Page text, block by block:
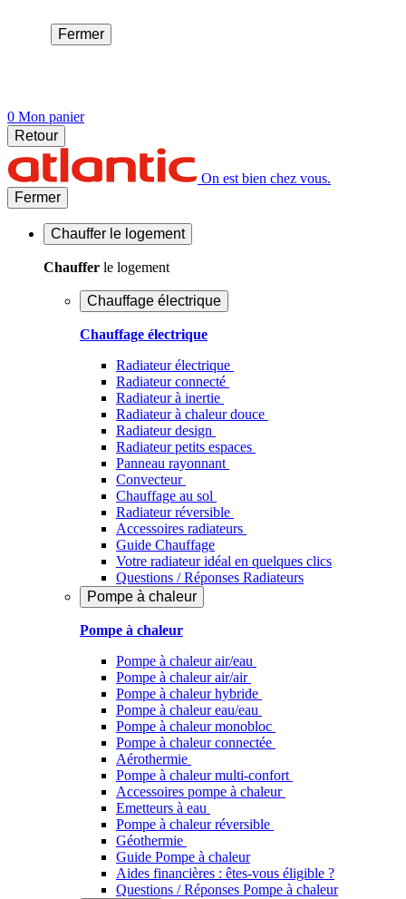
Fermer
0 Mon panier
Retour
On est bien chez vous.
Fermer
Chauffer le logement
Chauffer le logement
Chauffage électrique
Chauffage électrique
Radiateur électrique
Radiateur connecté
Radiateur à inertie
Radiateur à chaleur douce
Radiateur design
Radiateur petits espaces
Panneau rayonnant
Convecteur
Chauffage au sol
Radiateur réversible
Accessoires radiateurs
Guide Chauffage
Votre radiateur idéal en quelques clics
Questions / Réponses Radiateurs
Pompe à chaleur
Pompe à chaleur
Pompe à chaleur air/eau
Pompe à chaleur air/air
Pompe à chaleur hybride
Pompe à chaleur​ eau/eau
Pompe à chaleur monobloc
Pompe à chaleur connectée
Aérothermie
Pompe à chaleur multi-confort
Accessoires pompe à chaleur
Emetteurs à eau
Pompe à chaleur réversible
Géothermie
Guide Pompe à chaleur
Aides financières : êtes-vous éligible ?
Questions / Réponses Pompe à chaleur